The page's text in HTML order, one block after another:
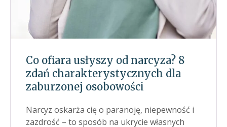
Co ofiara usłyszy od narcyza? 8
zdań charakterystycznych dla
zaburzonej osobowości
Narcyz oskarża cię o paranoję, niepewność i
zazdrość – to sposób na ukrycie własnych